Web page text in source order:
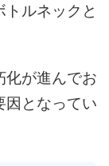
ルネックと
化が進んでお
因となってい